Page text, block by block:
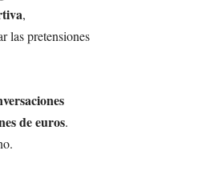
,
las pretensiones
de euros.